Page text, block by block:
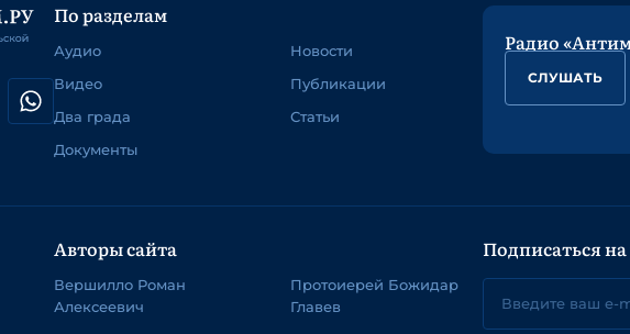
По разделам
Аудио
Видео
Два града
Документы
Новости
Публикации
Статьи
Радио
СЛУШАТЬ
Авторы сайта
Вершилло Роман
Алексеевич
Протоиерей Божидар
Главев
Подписаться